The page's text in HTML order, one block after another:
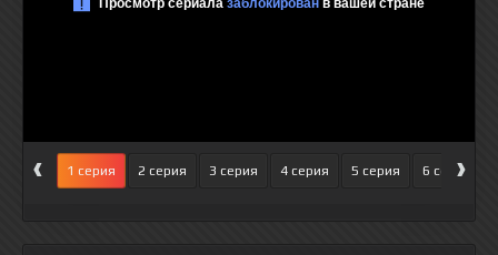
‹ 1 серия 2 серия 3 серия 4 серия 5 серия 6 серия
›